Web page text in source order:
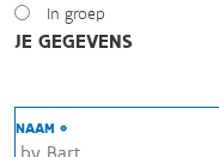
In groep
JE GEGEVENS
NAAM *